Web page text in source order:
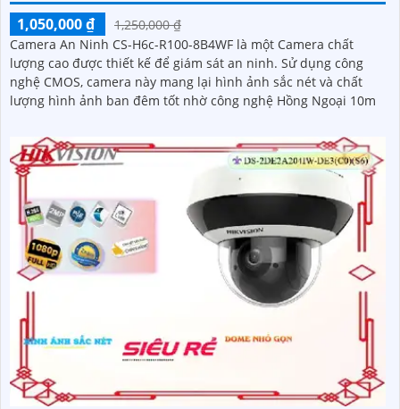
1,050,000 ₫
1,250,000 ₫
Camera An Ninh CS-H6c-R100-8B4WF là một Camera chất
lượng cao được thiết kế để giám sát an ninh. Sử dụng công
nghệ CMOS, camera này mang lại hình ảnh sắc nét và chất
lượng hình ảnh ban đêm tốt nhờ công nghệ Hồng Ngoại 10m